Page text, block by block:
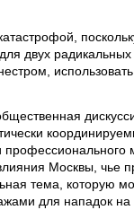
двух
Москвы, чье
тема, которую
для нападок